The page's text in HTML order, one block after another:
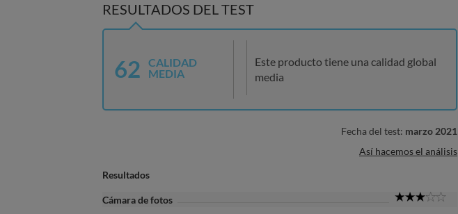
RESULTADOS DEL TEST
62
CALIDAD
MEDIA
Este producto tiene una calidad global
media
Fecha del test: marzo 2021
Así hacemos el análisis
Resultados
Cámara de fotos